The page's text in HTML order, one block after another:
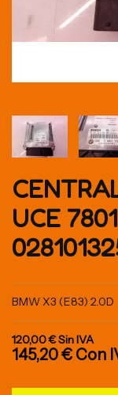
UCE
BMW X3 (E83) 2.0D
120,00 €Sin IVA
145,20 € Con